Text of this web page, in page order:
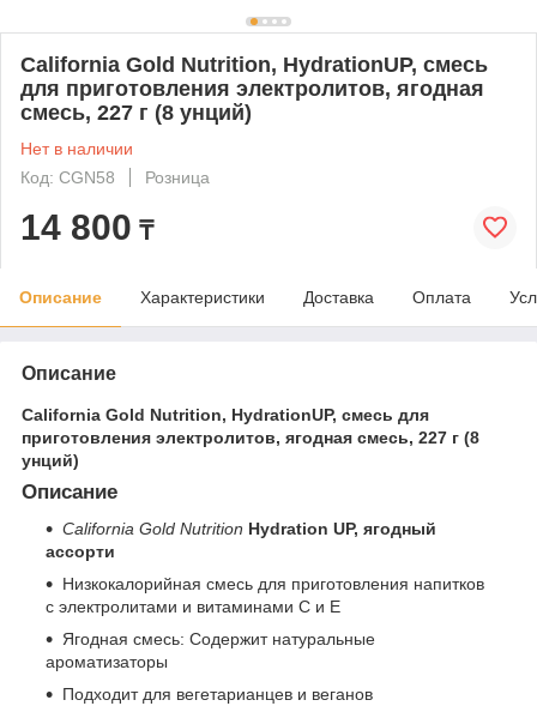
California Gold Nutrition, HydrationUP, смесь
для приготовления электролитов, ягодная
смесь, 227 г (8 унций)
Нет в наличии
Код: CGN58
Розница
14 800 ₸
Описание Характеристики Доставка Оплата
Описание
California Gold Nutrition, HydrationUP, смесь для
приготовления электролитов, ягодная смесь, 227 г (8
унций)
Описание
California Gold Nutrition Hydration UP, ягодный
ассорти
Низкокалорийная смесь для приготовления напитков
с электролитами и витаминами C и E
Ягодная смесь: Содержит натуральные
ароматизаторы
Подходит для вегетарианцев и веганов